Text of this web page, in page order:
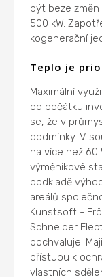
být beze
500 kW.
kogenerační
Teplo je
Maximální
od počátku
se, že v
podmínky. V
na více než
výměníkové
podkladě
areálů
Kunstsoft -
Schneider
pochvaluje.
přístupu k
vlastních